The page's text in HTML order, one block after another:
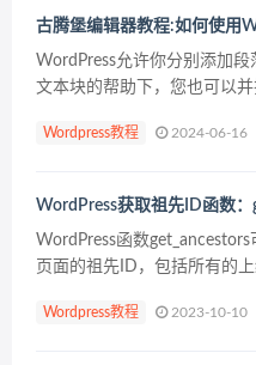
古腾堡编辑器教程:如何使用
WordPress允许你分别添加
文本块的帮助下，您也可以
教程中，我们将向您展示如
Wordpress教程 2024-06-16
WordPress获取祖先ID函数：
WordPress函数
页面的祖先ID，包括所有的
Wordpress教程 2023-10-10